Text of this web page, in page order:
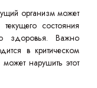
организм может
состояния
здоровья. Важно
в критическом
нарушить этот